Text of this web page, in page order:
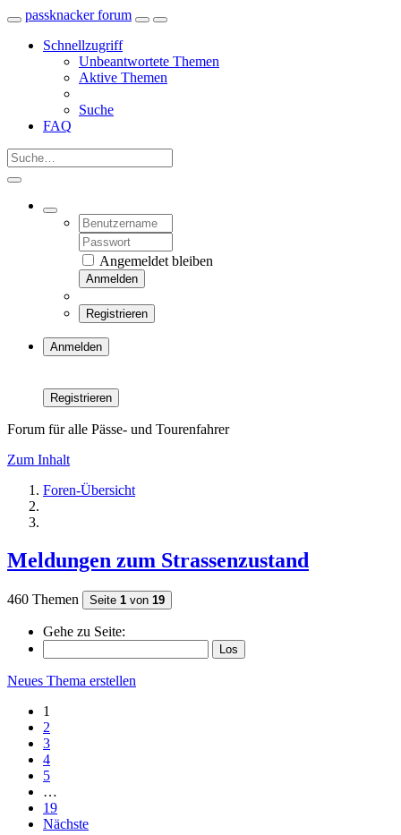
passknacker forum
Schnellzugriff
Unbeantwortete Themen
Aktive Themen
Suche
FAQ
Angemeldet bleiben
Anmelden
Registrieren
Anmelden
Registrieren
Forum für alle Pässe- und Tourenfahrer
Zum Inhalt
Foren-Übersicht
Meldungen zum Strassenzustand
460 Themen Seite 1 von 19
Gehe zu Seite:
Neues Thema erstellen
1
2
3
4
5
…
19
Nächste